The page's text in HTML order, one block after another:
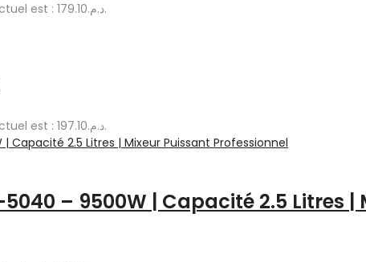
Le prix actuel est : د.م.179.10.
Le prix actuel est : د.م.197.10.
– 9500W | Capacité 2.5 Litres |